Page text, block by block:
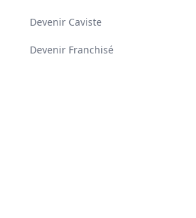
Devenir Caviste
Devenir Franchisé